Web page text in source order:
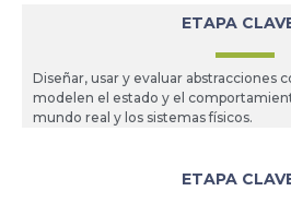
ETAPA
Diseñar, usar y evaluar abstracciones
modelen el estado y el
mundo real y los sistemas físicos.
ETAPA